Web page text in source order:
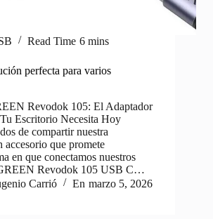
Read Time 6 mins
perfecta para varios
Revodok 105: El Adaptador
Escritorio Necesita Hoy
de compartir nuestra
accesorio que promete
en que conectamos nuestros
Revodok 105 USB C…
Carrió En marzo 5, 2026